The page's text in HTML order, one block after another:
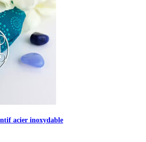
acier inoxydable